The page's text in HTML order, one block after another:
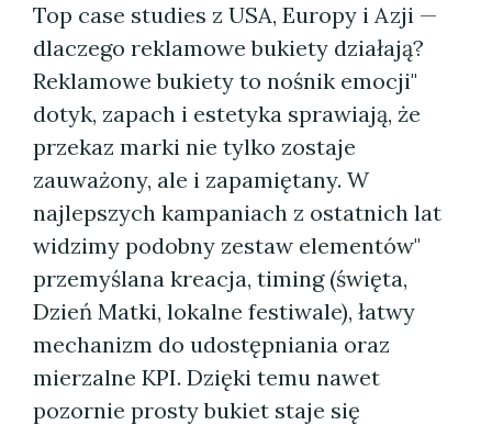
Top case studies z USA, Europy i Azji —
dlaczego reklamowe bukiety działają?
Reklamowe bukiety to nośnik emocji"
dotyk, zapach i estetyka sprawiają, że
przekaz marki nie tylko zostaje
zauważony, ale i zapamiętany. W
najlepszych kampaniach z ostatnich lat
widzimy podobny zestaw elementów"
przemyślana kreacja, timing (święta,
Dzień Matki, lokalne festiwale), łatwy
mechanizm do udostępniania oraz
mierzalne KPI. Dzięki temu nawet
pozornie prosty bukiet staje się